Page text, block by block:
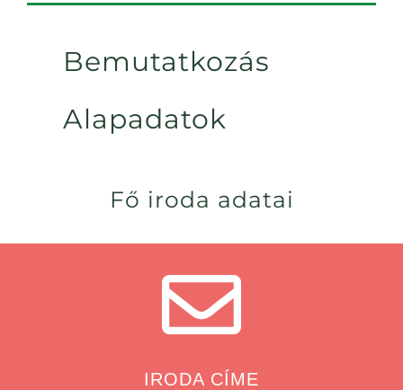
Bemutatkozás
Alapadatok
Fő iroda adatai
IRODA CÍME